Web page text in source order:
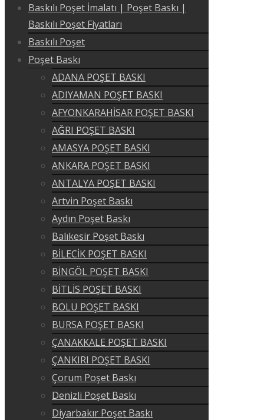
Baskılı Poşet İmalatı | Poşet Baskı |
Baskılı Poşet Fiyatları
Baskılı Poşet
Poşet Baskı
ADANA POŞET BASKI
ADIYAMAN POŞET BASKI
AFYONKARAHİSAR POŞET BASKI
AĞRI POŞET BASKI
AMASYA POŞET BASKI
ANKARA POŞET BASKI
ANTALYA POŞET BASKI
Artvin Poşet Baskı
Aydın Poşet Baskı
Balıkesir Poşet Baskı
BİLECİK POŞET BASKI
BİNGÖL POŞET BASKI
BİTLİS POŞET BASKI
BOLU POŞET BASKI
BURSA POŞET BASKI
ÇANAKKALE POŞET BASKI
ÇANKIRI POŞET BASKI
Çorum Poşet Baskı
Denizli Poşet Baskı
Diyarbakır Poşet Baskı